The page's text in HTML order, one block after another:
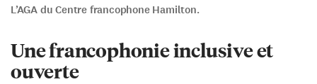
L’AGA du Centre francophone Hamilton.
Une francophonie inclusive et
ouverte